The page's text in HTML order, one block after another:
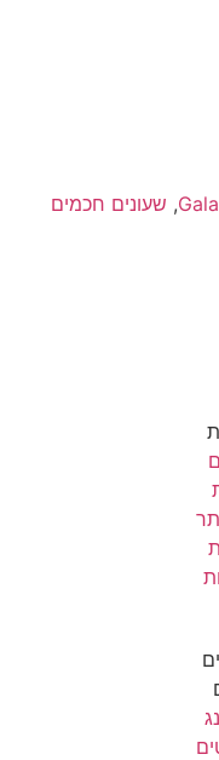
, שעונים חכמים